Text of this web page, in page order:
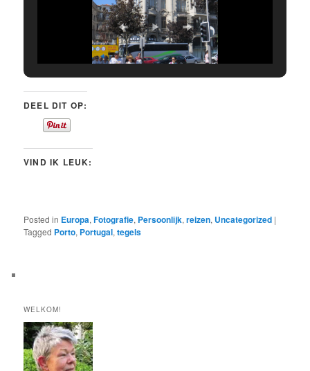
DEEL DIT OP:
VIND IK LEUK:
Posted in Europa,Fotografie, Persoonlijk,reizen, Uncategorized |
Tagged Porto, Portugal,tegels
WELKOM!